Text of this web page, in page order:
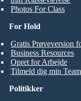
Photos For Class
For Hold
Gratis Prøveversion
Business Resources
Opret for Arbejde
Tilmeld dig min Team
Politikker